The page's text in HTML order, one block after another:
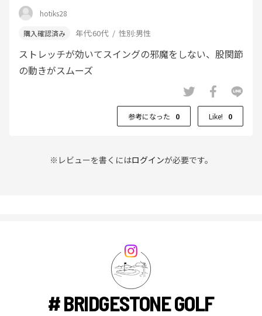
hotiks28
年代:60代 性別:男性
ストレッチが効いてスイングの邪魔をしない、股関節
の動きがスムーズ
参考になった 0 Like! 0
※レビューを書くにはログインが必要です。
# BRIDGESTONE GOLF